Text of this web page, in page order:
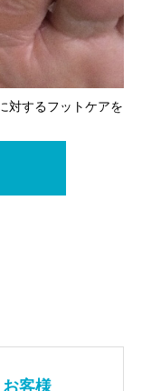
対するフットケアを
お客様